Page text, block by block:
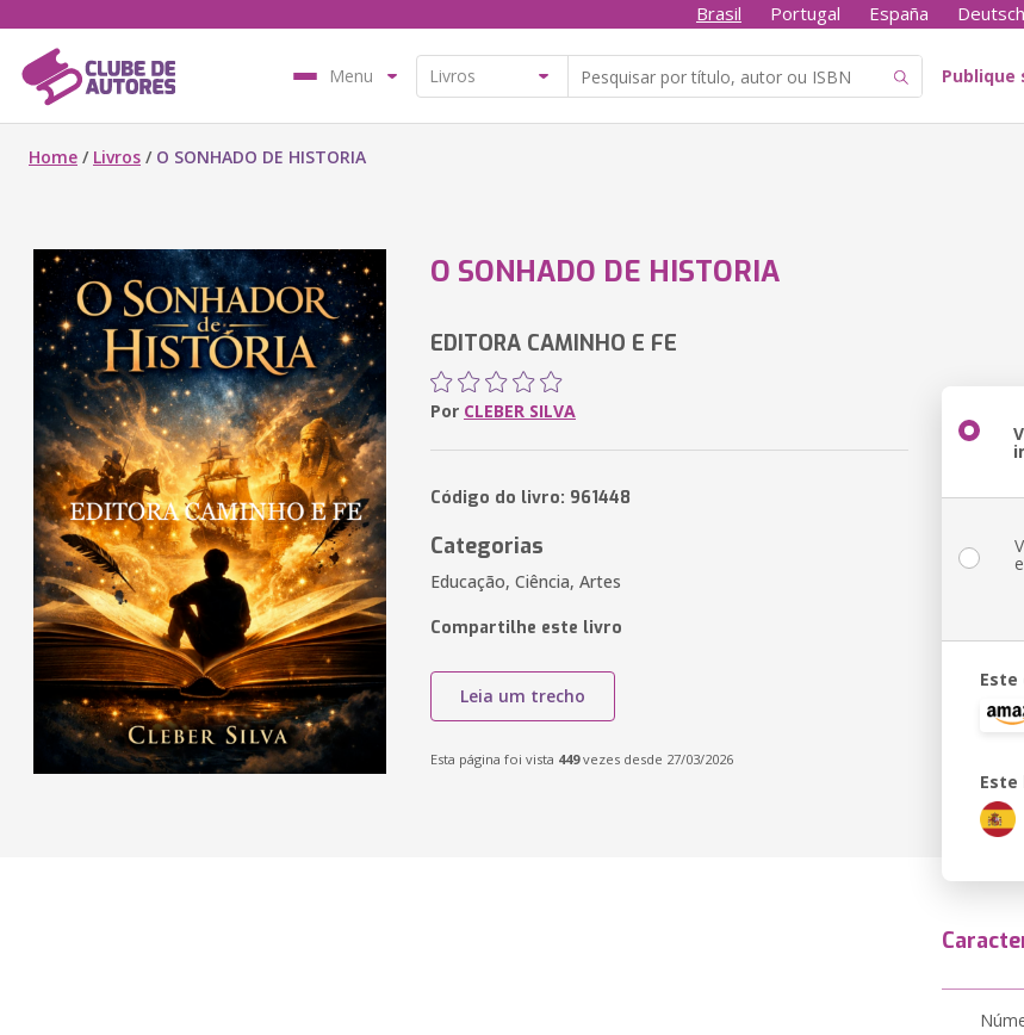
Brasil Portugal España
Menu Publique
Home / Livros / O SONHADO DE HISTORIA
O SONHADO DE HISTORIA
EDITORA CAMINHO E FE
Por CLEBER SILVA
Código do livro: 961448
Categorias
Educação, Ciência, Artes
Compartilhe este livro
Leia um trecho
Esta página foi vista 449vezes desde 27/03/2026